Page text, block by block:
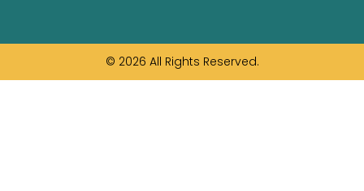
© 2026 All Rights Reserved.